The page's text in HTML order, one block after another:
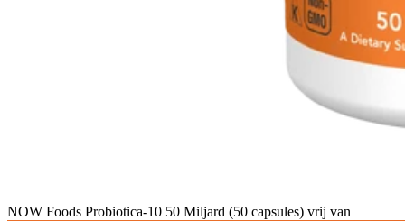
NOW Foods Probiotica-10 50 Miljard (50 capsules) vrij van